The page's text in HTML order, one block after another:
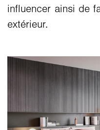
influencer ainsi de
extérieur.